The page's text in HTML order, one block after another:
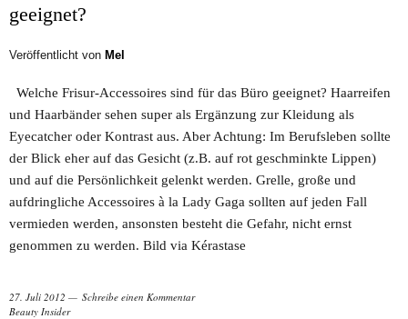
geeignet?
Veröffentlicht von Mel
Welche Frisur-Accessoires sind für das Büro geeignet? Haarreifen
und Haarbänder sehen super als Ergänzung zur Kleidung als
Eyecatcher oder Kontrast aus. Aber Achtung: Im Berufsleben sollte
der Blick eher auf das Gesicht (z.B. auf rot geschminkte Lippen)
und auf die Persönlichkeit gelenkt werden. Grelle, große und
aufdringliche Accessoires à la Lady Gaga sollten auf jeden Fall
vermieden werden, ansonsten besteht die Gefahr, nicht ernst
genommen zu werden. Bild via Kérastase
27. Juli 2012
Schreibe einen Kommentar
Beauty Insider